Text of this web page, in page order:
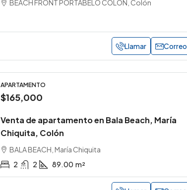
BEACH FRONT PORTABELO COLON, Colón
Llamar Correo
APARTAMENTO
$165,000
Venta de apartamento en Bala Beach, María
Chiquita, Colón
BALA BEACH, María Chiquita
2
2 89.00 m²